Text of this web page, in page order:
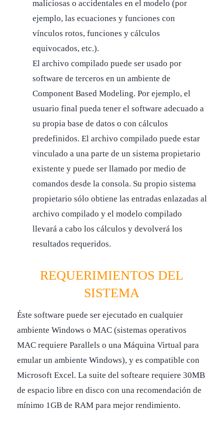
maliciosas o accidentales en el modelo (por
ejemplo, las ecuaciones y funciones con
vínculos rotos, funciones y cálculos
equivocados, etc.).
El archivo compilado puede ser usado por
software de terceros en un ambiente de
Component Based Modeling. Por ejemplo, el
usuario final pueda tener el software adecuado a
su propia base de datos o con cálculos
predefinidos. El archivo compilado puede estar
vinculado a una parte de un sistema propietario
existente y puede ser llamado por medio de
comandos desde la consola. Su propio sistema
propietario sólo obtiene las entradas enlazadas al
archivo compilado y el modelo compilado
llevará a cabo los cálculos y devolverá los
resultados requeridos.
REQUERIMIENTOS DEL
SISTEMA
Éste software puede ser ejecutado en cualquier
ambiente Windows o MAC (sistemas operativos
MAC requiere Parallels o una Máquina Virtual para
emular un ambiente Windows), y es compatible con
Microsoft Excel. La suite del softeare requiere 30MB
de espacio libre en disco con una recomendación de
mínimo 1GB de RAM para mejor rendimiento.